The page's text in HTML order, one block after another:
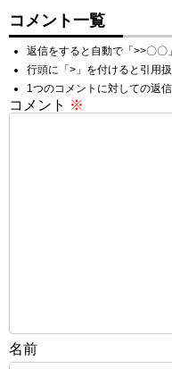
コメント一覧
返信をすると自動で「>>〇〇
行頭に「>」を付けると引用扱
1つのコメントに対しての返
コメント ※
名前